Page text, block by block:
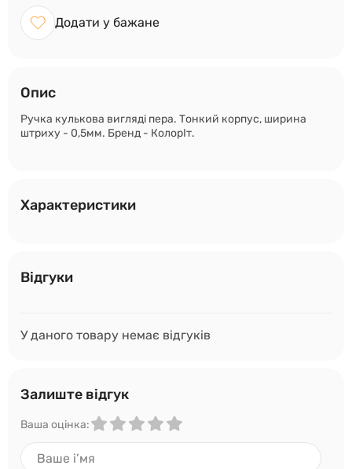
Додати у бажане
Опис
Ручка кулькова вигляді пера. Тонкий корпус, ширина
штриху - 0,5мм. Бренд - КолорІт.
Характеристики
Відгуки
У даного товару немає відгуків
Залиште відгук
Ваша оцінка: